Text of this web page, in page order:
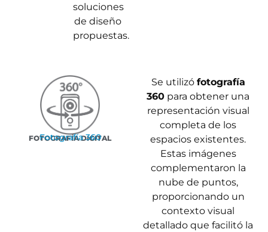
soluciones
de diseño
propuestas.
FOTOGRAFÍA DIGITAL
Fotografía 360
Se utilizó fotografía
360 para obtener una
representación visual
completa de los
espacios existentes.
Estas imágenes
complementaron la
nube de puntos,
proporcionando un
contexto visual
detallado que facilitó la